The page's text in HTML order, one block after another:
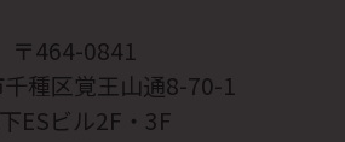
〒464-0841
種区覚王山通8-70-1
ESビル2F・3F